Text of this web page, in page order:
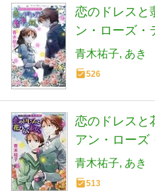
恋のドレスと
ン・ローズ・
ン・ローズ・
ト文庫)
青木祐子 あき
526
恋のドレスと
アン・ローズ
ン・ローズ・
ト文庫)
青木祐子 あき
513